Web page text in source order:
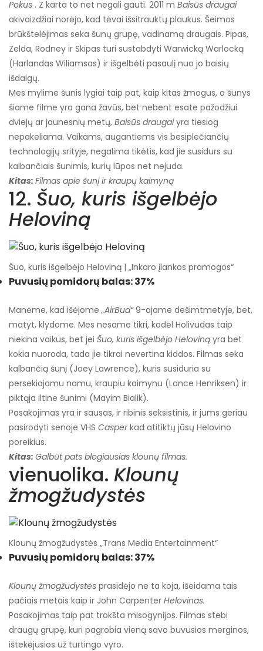
Pokus . Z karta to net negali gauti. 2011 m Baisūs draugai
akivaizdžiai norėjo, kad tėvai išsitrauktų plaukus. Šeimos
brūkštelėjimas seka šunų grupę, vadinamą draugais. Pipas,
Zelda, Rodney ir Skipas turi sustabdyti Warwicką Warlocką
(Harlandas Wiliamsas) ir išgelbėti pasaulį nuo jo baisių
išdaigų.
Mes mylime šunis lygiai taip pat, kaip kitas žmogus, o šunys
šiame filme yra gana žavūs, bet nebent esate pažodžiui
dviejų ar jaunesnių metų, Baisūs draugaiyra tiesiog
nepakeliama. Vaikams, augantiems vis besiplečiančių
technologijų srityje, negalima tikėtis, kad jie susidurs su
kalbančiais šunimis, kurių lūpos net nejuda.
Kitas: Filmas apie šunį ir kraupų kaimyną
12. Šuo, kuris išgelbėjo
Heloviną
Šuo, kuris išgelbėjo Heloviną | „Inkaro įlankos pramogos“
Puvusių pomidorų balas: 37%
Manėme, kad išėjome„AirBud“9-ajame dešimtmetyje, bet,
matyt, klydome. Mes nesame tikri, kodėl Holivudas taip
niekina vaikus, bet jei Šuo, kuris išgelbėjo Heloviną yra bet
kokia nuoroda, tada jie tikrai nevertina kiddos. Filmas seka
kalbančią šunį (Joey Lawrence), kuris susiduria su
persekiojamu namu, kraupiu kaimynu (Lance Henriksen) ir
piktąja iltine šunimi (Mayim Bialik).
Pasakojimas yra ir sausas, ir ribinis seksistinis, ir jums geriau
pasirodyti senoje VHS Casperkad atitiktų jūsų Helovino
poreikius.
Kitas: Galbūt pats blogiausias klounų filmas.
vienuolika. Klounų
žmogžudystės
Klounų žmogžudystės „Trans Media Entertainment“
Puvusių pomidorų balas: 37%
Klounų žmogžudystės prasidėjo ne ta koja, išeidama tais
pačiais metais kaip ir John Carpenter Helovinas.
Pasakojimas taip pat trokšta misogynijos. Filmas stebi
draugų grupę, kuri pagrobia vieną savo buvusios merginos,
ištekėjusios už turtingo vyro.